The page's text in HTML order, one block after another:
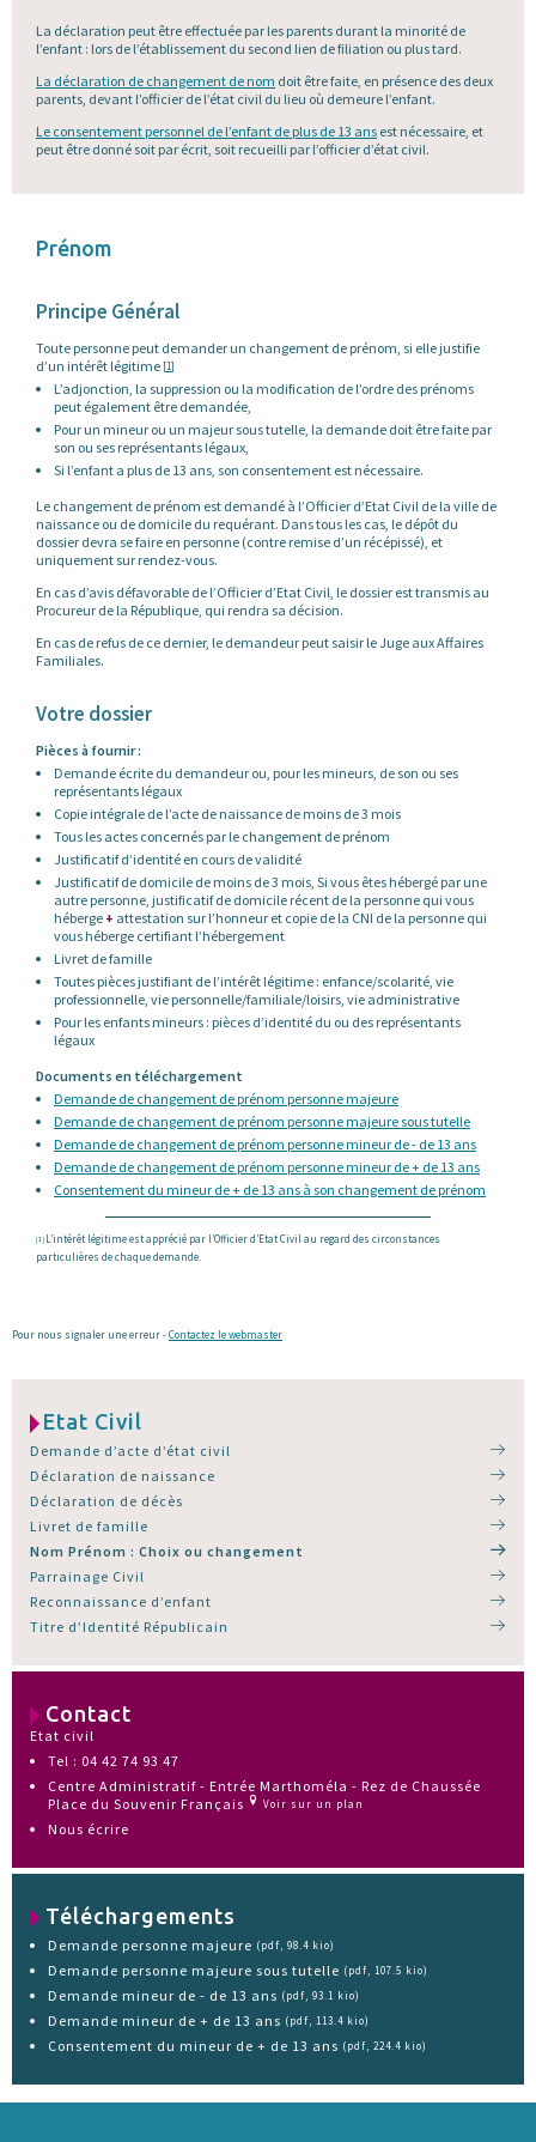
La déclaration peut être effectuée par les parents durant la minorité de
l’enfant : lors de l’établissement du second lien de filiation ou plus tard.
La déclaration de changement de nom doit être faite, en présence des deux
parents, devant l’officier de l’état civil du lieu où demeure l’enfant.
Le consentement personnel de l’enfant de plus de 13 ans est nécessaire, et
peut être donné soit par écrit, soit recueilli par l’officier d’état civil.
Prénom
Principe Général
Toute personne peut demander un changement de prénom, si elle justifie
d’un intérêt légitime [1]
L’adjonction, la suppression ou la modification de l’ordre des prénoms
peut également être demandée,
Pour un mineur ou un majeur sous tutelle, la demande doit être faite par
son ou ses représentants légaux,
Si l’enfant a plus de 13 ans, son consentement est nécessaire.
Le changement de prénom est demandé à l’Officier d’Etat Civil de la ville de
naissance ou de domicile du requérant. Dans tous les cas, le dépôt du
dossier devra se faire en personne (contre remise d’un récépissé), et
uniquement sur rendez-vous.
En cas d’avis défavorable de l’Officier d’Etat Civil, le dossier est transmis au
Procureur de la République, qui rendra sa décision.
En cas de refus de ce dernier, le demandeur peut saisir le Juge aux Affaires
Familiales.
Votre dossier
Pièces à fournir :
Demande écrite du demandeur ou, pour les mineurs, de son ou ses
représentants légaux
Copie intégrale de l’acte de naissance de moins de 3 mois
Tous les actes concernés par le changement de prénom
Justificatif d’identité en cours de validité
Justificatif de domicile de moins de 3 mois, Si vous êtes hébergé par une
autre personne, justificatif de domicile récent de la personne qui vous
héberge + attestation sur l’honneur et copie de la CNI de la personne qui
vous héberge certifiant l’hébergement
Livret de famille
Toutes pièces justifiant de l’intérêt légitime : enfance/scolarité, vie
professionnelle, vie personnelle/familiale/loisirs, vie administrative
Pour les enfants mineurs : pièces d’identité du ou des représentants
légaux
Documents en téléchargement
Demande de changement de prénom personne majeure
Demande de changement de prénom personne majeure sous tutelle
Demande de changement de prénom personne mineur de - de 13 ans
Demande de changement de prénom personne mineur de + de 13 ans
Consentement du mineur de + de 13 ans à son changement de prénom
[1] L’intérêt légitime est apprécié par l’Officier d’Etat Civil au regard des circonstances
particulières de chaque demande.
Pour nous signaler une erreur -Contactez le webmaster
Etat Civil
Demande d’acte d’état civil
Déclaration de naissance
Déclaration de décès
Livret de famille
Nom Prénom : Choix ou changement
Parrainage Civil
Reconnaissance d’enfant
Titre d’Identité Républicain
Contact
Etat civil
Tel : 04 42 74 93 47
Centre Administratif - Entrée Marthoméla - Rez de Chaussée
Place du Souvenir Français
Voir sur un plan
Nous écrire
Téléchargements
Demande personne majeure (pdf, 98.4 kio)
Demande personne majeure sous tutelle (pdf, 107.5 kio)
Demande mineur de - de 13 ans (pdf, 93.1 kio)
Demande mineur de + de 13 ans (pdf, 113.4 kio)
Consentement du mineur de + de 13 ans (pdf, 224.4 kio)